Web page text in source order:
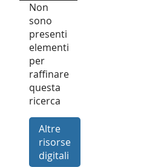
Non
sono
presenti
elementi
per
raffinare
questa
ricerca
Altre
risorse
digitali